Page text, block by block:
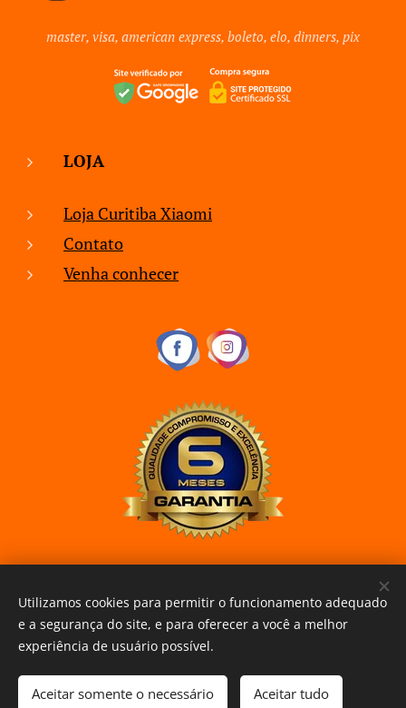
Esgotado
master, visa, american express, boleto, elo, dinners, pix
LOJA
Loja Curitiba Xiaomi
Contato
Venha conhecer
www.curitibaxiaomi.com.br Cookies
Utilizamos cookies para permitir o funcionamento adequado
e a segurança do site, e para oferecer a você a melhor
experiência de usuário possível.
Aceitar somente o necessário Aceitar tudo